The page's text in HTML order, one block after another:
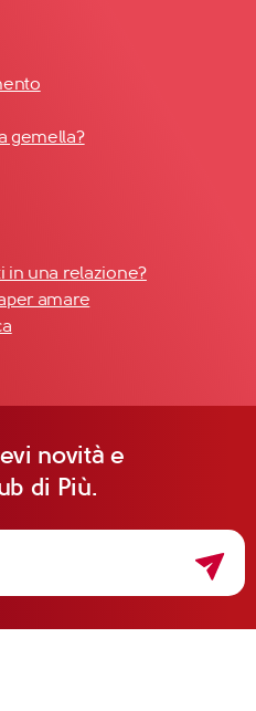
gemella?
in una relazione?
amare
novità e
di Più.